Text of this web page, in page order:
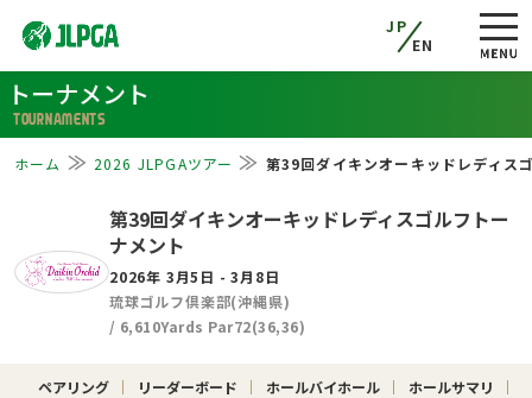
JP
EN
トーナメント
TOURNAMENTS
ホーム 2026 JLPGAツアー 第39回ダイキンオーキッドレディス
第39回ダイキンオーキッドレディスゴルフトー
ナメント
2026年 3月5日 - 3月8日
琉球ゴルフ倶楽部(沖縄県)
/ 6,610Yards Par72(36,36)
ペアリング リーダーボード ホールバイホール
ホールサマリ